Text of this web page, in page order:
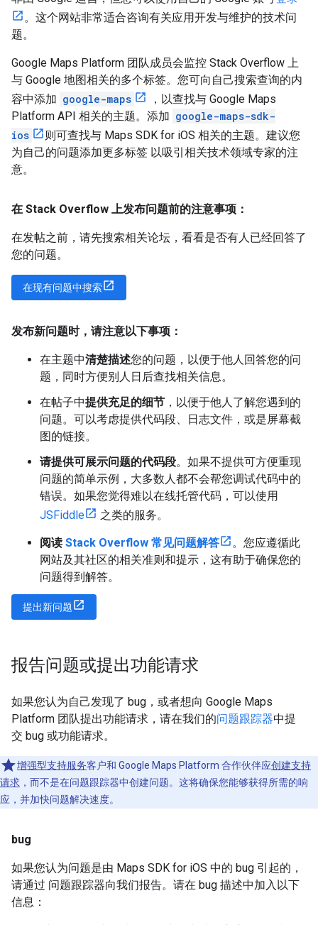
。这个网站非常适合咨询有关应用开发与维护的技术问
题。
Google Maps Platform 团队成员会监控 Stack Overflow 上
与 Google 地图相关的多个标签。您可向自己搜索查询的内
容中添加 google-maps
，以查找与 Google Maps
Platform API 相关的主题。添加 google-maps-sdk-
ios
则可查找与 Maps SDK for iOS 相关的主题。建议您
为自己的问题添加更多标签 以吸引相关技术领域专家的注
意。
在 Stack Overflow 上发布问题前的注意事项：
在发帖之前，请先搜索相关论坛，看看是否有人已经回答了
您的问题。
在现有问题中搜索
发布新问题时，请注意以下事项：
在主题中清楚描述您的问题，以便于他人回答您的问
题，同时方便别人日后查找相关信息。
在帖子中提供充足的细节 ，以便于他人了解您遇到的
问题。可以考虑提供代码段、日志文件，或是屏幕截
图的链接。
请提供可展示问题的代码段。如果不提供可方便重现
问题的简单示例，大多数人都不会帮您调试代码中的
错误。如果您觉得难以在线托管代码，可以使用
JSFiddle
之类的服务。
阅读 Stack Overflow 常见问题解答
。您应遵循此
网站及其社区的相关准则和提示，这有助于确保您的
问题得到解答。
提出新问题
报告问题或提出功能请求
如果您认为自己发现了 bug，或者想向 Google Maps
Platform 团队提出功能请求，请在我们的问题跟踪器中提
交 bug 或功能请求。
增强型支持服务客户和 Google Maps Platform 合作伙伴应创建支持
请求 ，而不是在问题跟踪器中创建问题。这将确保您能够获得所需的响
应，并加快问题解决速度。
bug
如果您认为问题是由 Maps SDK for iOS 中的 bug 引起的，
请通过 问题跟踪器向我们报告。请在 bug 描述中加入以下
信息：